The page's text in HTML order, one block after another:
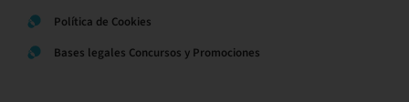
Política de Cookies
Bases legales Concursos y Promociones